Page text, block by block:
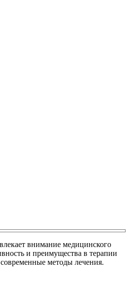
внимание медицинского
и преимущества в терапии
методы лечения.